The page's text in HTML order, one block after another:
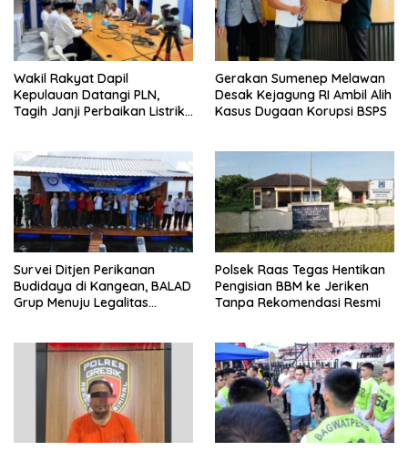
Wakil Rakyat Dapil
Kepulauan Datangi PLN,
Tagih Janji Perbaikan Listrik
Gerakan Sumenep Melawan
Desak Kejagung RI Ambil Alih
Kasus Dugaan Korupsi BSPS
Survei Ditjen Perikanan
Budidaya di Kangean, BALAD
Grup Menuju Legalitas
Polsek Raas Tegas Hentikan
Pengisian BBM ke Jeriken
Tanpa Rekomendasi Resmi